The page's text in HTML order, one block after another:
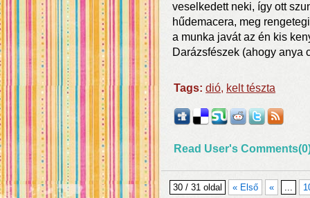
veselkedett neki, így ott
hűdemacera, meg
a munka javát az én kis
Darázsfészek (ahogy
Tags: dió, kelt tészta
Read User's
30 / 31 oldal « Első « ...